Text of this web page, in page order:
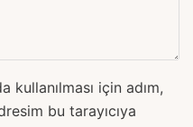
kullanılması için adım,
bu tarayıcıya